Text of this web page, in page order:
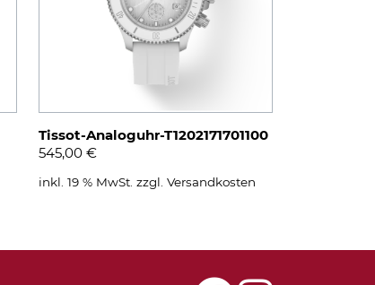
Tissot-Analoguhr-T1202171701100
545,00 €
inkl. 19 % MwSt. zzgl. Versandkosten